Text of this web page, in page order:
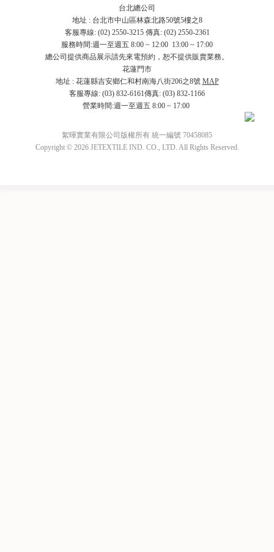
台北總公司
地址 : 台北市中山區林森北路50號5樓之8
客服專線: (02) 2550-3215 傳真: (02) 2550-2361
服務時間:週一至週五 8:00 ~ 12:00 13:00 ~ 17:00
總公司提供商品展示請先來電預約，恕不提供販賣業務。
花蓮門市
地址 : 花蓮縣吉安鄉仁和村南海八街206之8號 MAP
客服專線: (03) 832-6161傳真: (03) 832-1166
營業時間:週一至週五 8:00 ~ 17:00
絮暉實業有限公司版權所有 統一編號 70458085
Copyright © 2026 JETEXTILE IND. CO., LTD. All Rights Reserved.